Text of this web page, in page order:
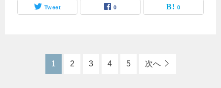
Tweet 0 0
1 2 3 4 5 次へ